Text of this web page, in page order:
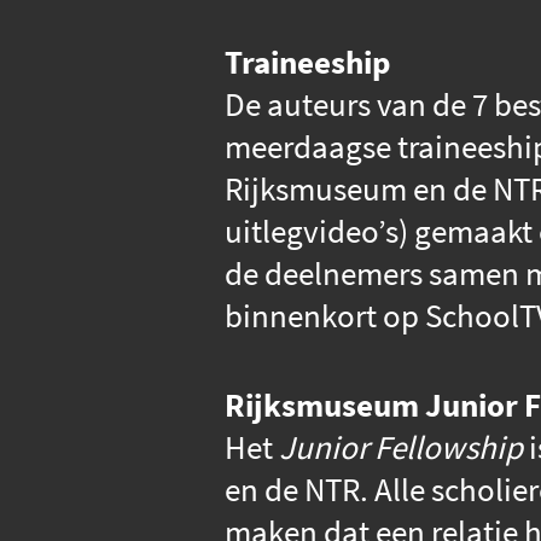
Traineeship
De auteurs van de 7
meerdaagse
Rijksmuseum en de
uitlegvideo’s)
de deelnemers samen
binnenkort op
Rijksmuseum Junior
HetJunior Fellowship
en de NTR. Alle
maken dat een relatie